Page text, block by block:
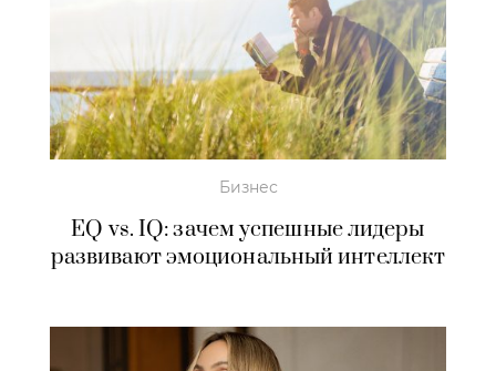
Бизнес
EQ vs. IQ: зачем успешные лидеры
развивают эмоциональный интеллект